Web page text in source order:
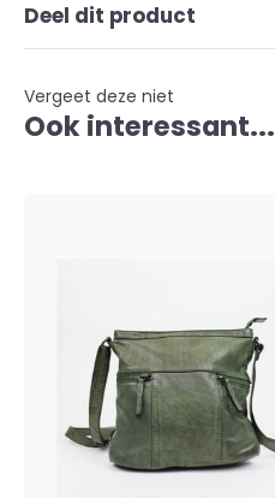
Deel dit product
Vergeet deze niet
Ook interessant...